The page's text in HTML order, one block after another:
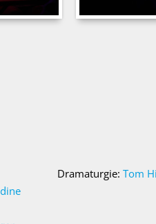
Dramaturgie:Tom